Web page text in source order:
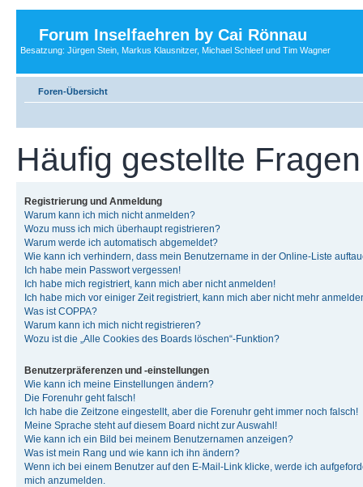
Forum Inselfaehren by Cai Rönnau
Besatzung: Jürgen Stein, Markus Klausnitzer, Michael Schleef und Tim Wagner
Foren-Übersicht
Häufig gestellte Fragen
Registrierung und Anmeldung
Warum kann ich mich nicht anmelden?
Wozu muss ich mich überhaupt registrieren?
Warum werde ich automatisch abgemeldet?
Wie kann ich verhindern, dass mein Benutzername in der Online-Liste
Ich habe mein Passwort vergessen!
Ich habe mich registriert, kann mich aber nicht anmelden!
Ich habe mich vor einiger Zeit registriert, kann mich aber nicht mehr
Was ist COPPA?
Warum kann ich mich nicht registrieren?
Wozu ist die „Alle Cookies des Boards löschen“-Funktion?
Benutzerpräferenzen und -einstellungen
Wie kann ich meine Einstellungen ändern?
Die Forenuhr geht falsch!
Ich habe die Zeitzone eingestellt, aber die Forenuhr geht immer noch falsch!
Meine Sprache steht auf diesem Board nicht zur Auswahl!
Wie kann ich ein Bild bei meinem Benutzernamen anzeigen?
Was ist mein Rang und wie kann ich ihn ändern?
Wenn ich bei einem Benutzer auf den E-Mail-Link klicke, werde ich
mich anzumelden.